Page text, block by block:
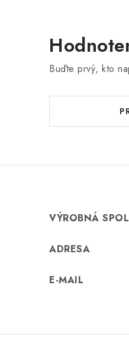
Buďte prvý, kto
VÝROBNÁ
ADRESA
E-MAIL